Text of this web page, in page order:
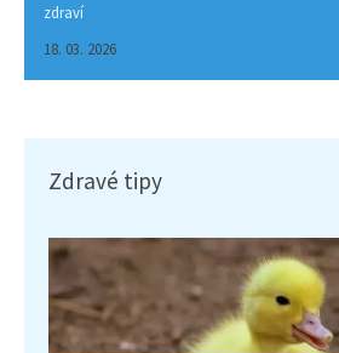
zdraví
18. 03. 2026
Zdravé tipy